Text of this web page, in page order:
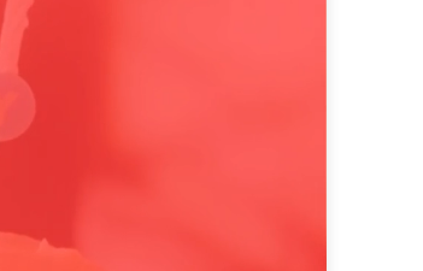
know-how, kreativität und ki
strategien.